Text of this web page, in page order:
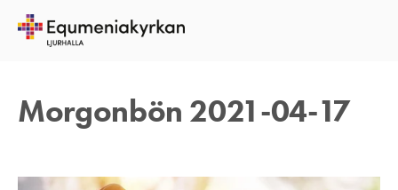
Morgonbön 2021-04-17
17 APRIL 2021